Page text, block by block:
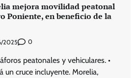
mejora movilidad peatonal
Poniente, en beneficio de la
2025 0
peatonales y vehiculares. •
un cruce incluyente. Morelia,